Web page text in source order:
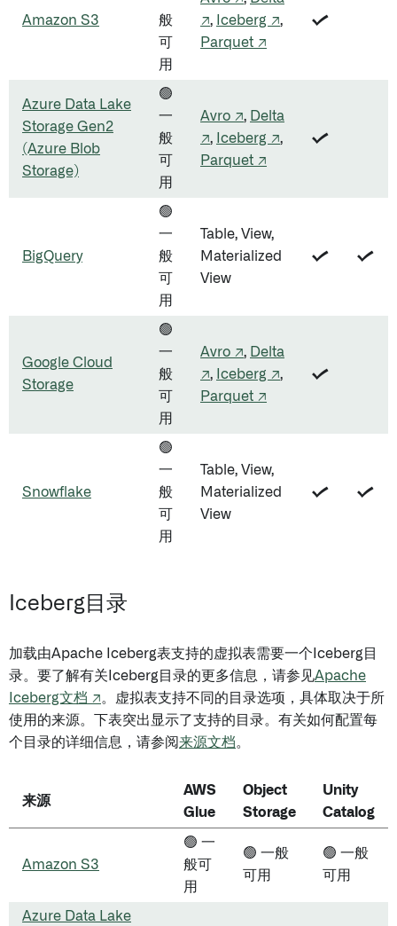
Amazon S3
般
可
用
↗, Iceberg ↗,
Parquet ↗
✔️
Azure Data Lake
Storage Gen2
(Azure Blob
Storage)
🟢
一
般
可
用
Avro ↗, Delta
↗, Iceberg ↗,
Parquet ↗
✔️
BigQuery
🟢
一
般
可
用
Table, View,
Materialized
View
✔️ ✔️
Google Cloud
Storage
🟢
一
般
可
用
Avro ↗, Delta
↗, Iceberg ↗,
Parquet ↗
✔️
Snowflake
🟢
一
般
可
用
Table, View,
Materialized
View
✔️ ✔️
Iceberg目录
加载由Apache Iceberg表支持的虚拟表需要一个Iceberg目
录。要了解有关Iceberg目录的更多信息，请参见Apache
Iceberg文档 ↗。虚拟表支持不同的目录选项，具体取决于所
使用的来源。下表突出显示了支持的目录。有关如何配置每
个目录的详细信息，请参阅来源文档。
来源
AWS
Glue
Object
Storage
Unity
Catalog
Amazon S3
🟢 一
般可
用
🟢 一般
可用
🟢 一般
可用
Azure Data Lake